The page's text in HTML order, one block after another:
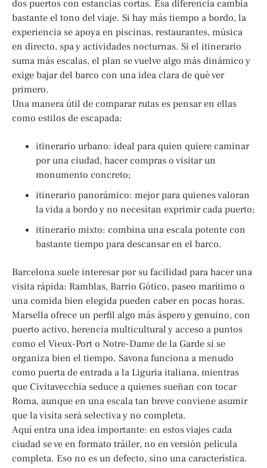
dos puertos con estancias cortas. Esa diferencia cambia
bastante el tono del viaje. Si hay más tiempo a bordo, la
experiencia se apoya en piscinas, restaurantes, música
en directo, spa y actividades nocturnas. Si el itinerario
suma más escalas, el plan se vuelve algo más dinámico y
exige bajar del barco con una idea clara de qué ver
primero.
Una manera útil de comparar rutas es pensar en ellas
como estilos de escapada:
itinerario urbano: ideal para quien quiere caminar
por una ciudad, hacer compras o visitar un
monumento concreto;
itinerario panorámico: mejor para quienes valoran
la vida a bordo y no necesitan exprimir cada puerto;
itinerario mixto: combina una escala potente con
bastante tiempo para descansar en el barco.
Barcelona suele interesar por su facilidad para hacer una
visita rápida: Ramblas, Barrio Gótico, paseo marítimo o
una comida bien elegida pueden caber en pocas horas.
Marsella ofrece un perfil algo más áspero y genuino, con
puerto activo, herencia multicultural y acceso a puntos
como el Vieux-Port o Notre-Dame de la Garde si se
organiza bien el tiempo. Savona funciona a menudo
como puerta de entrada a la Liguria italiana, mientras
que Civitavecchia seduce a quienes sueñan con tocar
Roma, aunque en una escala tan breve conviene asumir
que la visita será selectiva y no completa.
Aquí entra una idea importante: en estos viajes cada
ciudad se ve en formato tráiler, no en versión película
completa. Eso no es un defecto, sino una característica.